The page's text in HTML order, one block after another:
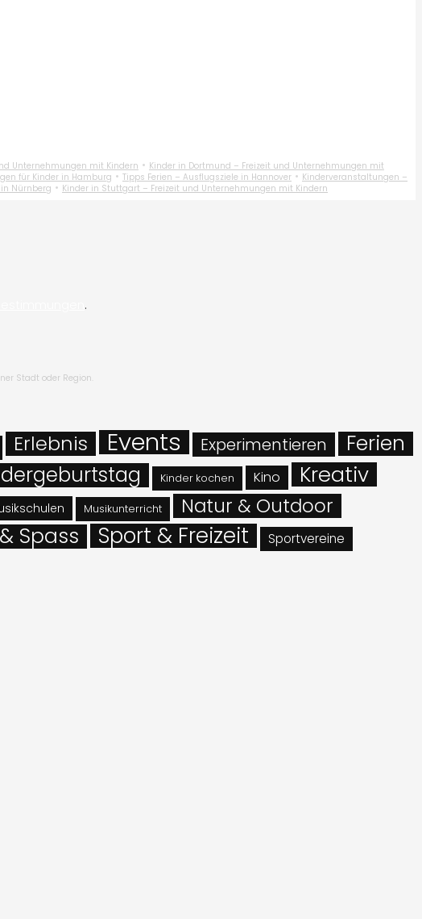
Unternehmungen mit Kindern • Kinder in Dortmund – Freizeit und Unternehmungen mit
für Kinder in Hamburg•Tipps Ferien – Ausflugsziele in Hannover•Kinderveranstaltungen –
Nürnberg•Kinder in Stuttgart – Freizeit und Unternehmungen mit Kindern
.
Stadt oder Region.
Erlebnis Events Experimentieren Ferien
Kinder kochen Kino Kreativ
Musikunterricht Natur & Outdoor
Spass Sport & Freizeit Sportvereine